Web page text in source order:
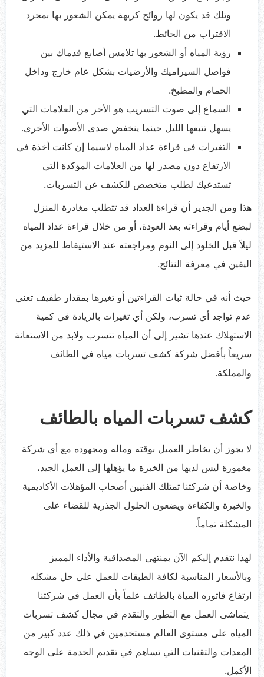
وتلك قد يكون لها روائح كريهة يمكن الشعور بها بمجرد
الاقتراب من الحائط.
رؤية المياه أو الشعور بها تلامس أصابع قدماك بين
فواصل السيراميك والأرضيات بشكل عام خارج وداخل
الحمام والمطبخ.
السماع إلى صوت التسريب هو الأخر من العلامات التي
يسهل تتبعها الليل حينما ينخفض صدى الأصوات الأخرى.
التغيرات في قراءة عداد المياه لاسيما إن كانت أخذة في
الارتفاع دون مصدر لها من العلامات المؤكدة التي
تستدعيك لطلب متخصص للكشف عن التسربات.
هذا ومن الجدير أن قراءة العداد قد تتطلب مغادرة المنزل
لبضع أيام وقراءته بعد العودة، أو من خلال قراءة عداد المياه
ليلاً قبل الخلود إلى النوم ومراجعته عند الاستيقاظ للمزيد من
اليقين في معرفة النتائج.
حيث أنه في حالة ثبات القراءتين أو تغيرها بمقدار طفيف تعني
عدم تواجد أي تسرب، ولكن أي تغيرات بالزيادة في كمية
الاستهلاك عندها تشير إلى أن المياه تتسرب ولابد من الاستعانة
سريعاُ بأفضل شركة كشف تسربات مياه في الطائف
والمملكة.
كشف تسربات المياه بالطائف
لا يجوز أن يخاطر العميل بوقته وماله ومجهوده مع أي شركة
مغمورة ليس لديها من الخبرة ما يؤهلها إلى العمل الجيد،
وخاصة أن شركتنا تمتلك الفنيين أصحاب المؤهلات الأكاديمية
والخبرة والكفاءة ويضعون الحلول الجذرية للقضاء على
المشكلة تماماً.
لهذا نتقدم إليكم الآن بمنتهى المصداقية والأداء المميز
وبالأسعار المناسبة لكافة الطبقات للعمل على حل مشكله
ارتفاع فاتوره المياة بالطائف علماً بأن العمل في شركتنا
يتماشى العمل مع التطور والتقدم في مجال كشف تسربات
المياه على مستوى العالم مستخدمين في ذلك عدد كبير من
المعدات والتقنيات التي تساهم في تقديم الخدمة على الوجه
الأكمل.